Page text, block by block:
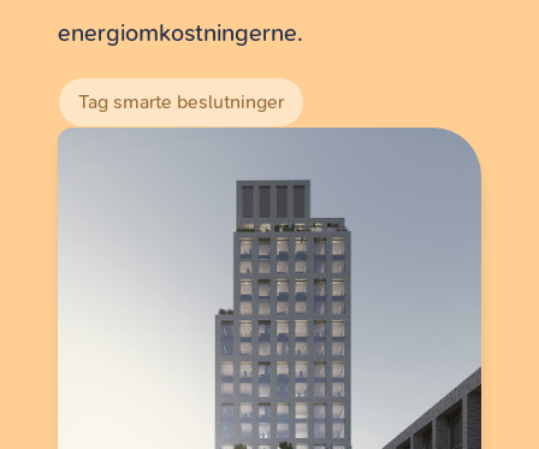
energiomkostningerne.
Tag smarte beslutninger